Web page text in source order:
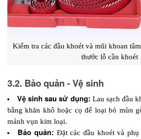
Kiểm tra các đầu khoét và mũi khoan
thước lỗ cần khoét
3.2. Bảo quản - Vệ sinh
Vệ sinh sau sử dụng: Lau sạch đầu
bằng khăn khô hoặc cọ để loại bỏ mùn
mảnh vụn kim loại.
Bảo quản: Đặt các đầu khoét và